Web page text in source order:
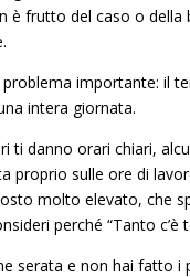
è frutto del caso o della
problema importante: il
intera giornata.
ti danno orari chiari,
proprio sulle ore di
molto elevato, che
perché “Tanto c’è
serata e non hai fatto i